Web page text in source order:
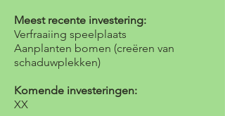
Meest recente investering:
Verfraaiing speelplaats
Aanplanten bomen (creëren van
schaduwplekken)
Komende investeringen:
XX